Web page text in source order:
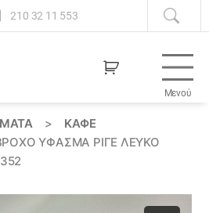
210 32 11 553
Μενού
>
ΚΑΦΕ
ΎΦΑΣΜΑ ΡΙΓΈ ΛΕΥΚΌ